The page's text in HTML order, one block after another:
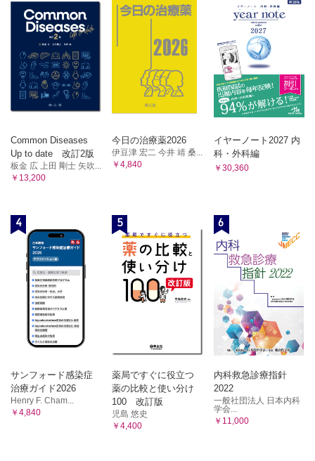
Common Diseases
Up to date 改訂2版
板金 広 上田 剛士 矢吹...
￥13,200
今日の治療薬2026
伊豆津 宏二 今井 靖 桑...
￥4,840
イヤーノート2027 内
科・外科編
￥30,360
4
サンフォード感染症
治療ガイド2026
Henry F. Cham...
￥4,840
5
薬局ですぐに役立つ
薬の比較と使い分け
100 改訂版
児島 悠史
￥4,400
6
内科救急診療指針
2022
一般社団法人 日本内科
学会...
￥11,000